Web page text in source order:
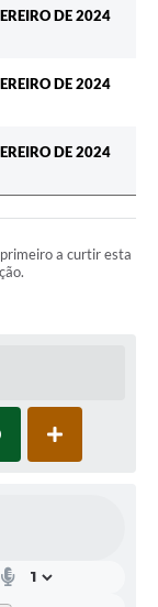
DE 2024
DE 2024
DE 2024
a curtir esta